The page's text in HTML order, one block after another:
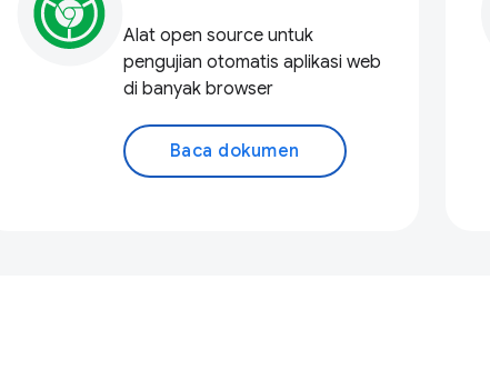
Alat open source untuk
pengujian otomatis aplikasi web
di banyak browser
Baca dokumen